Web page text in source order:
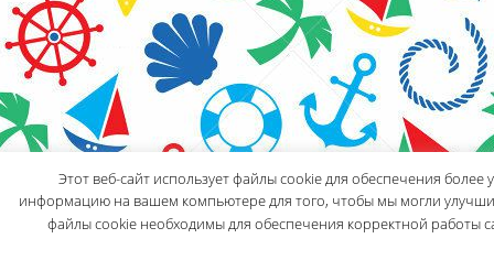
Этот веб-сайт использует файлы cookie для обеспечения
информацию на вашем компьютере для того, чтобы мы могли
файлы cookie необходимы для обеспечения корректной работы